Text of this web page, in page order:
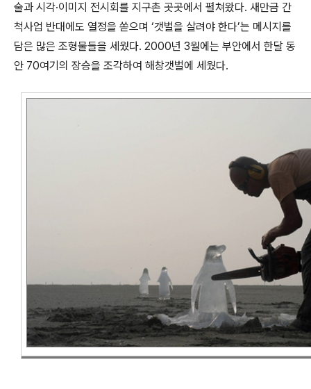
술과 시각·이미지 전시회를 지구촌 곳곳에서 펼쳐왔다. 새만금 간
척사업 반대에도 열정을 쏟으며 ‘갯벌을 살려야 한다’는 메시지를
담은 많은 조형물들을 세웠다. 2000년 3월에는 부안에서 한달 동
안 70여기의 장승을 조각하여 해창갯벌에 세웠다.